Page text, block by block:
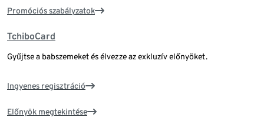
Promóciós szabályzatok
TchiboCard
Gyűjtse a babszemeket és élvezze az exkluzív előnyöket.
Ingyenes regisztráció
Előnyök megtekintése